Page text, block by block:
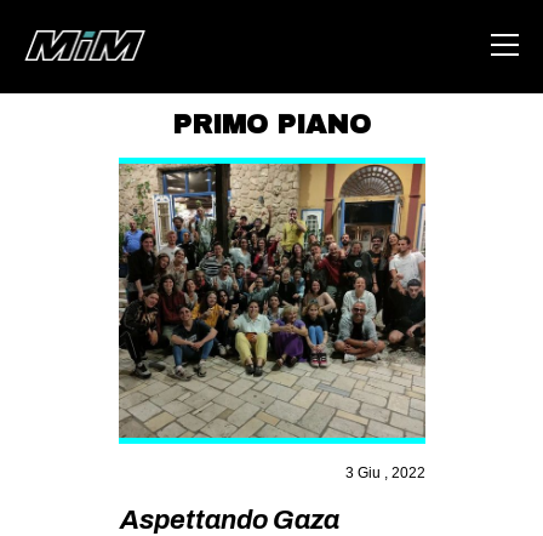
ABOUT
AREA
DEGENERAZIONE
GAZA FREESTYLE
CSOA LAMBRETTA
MSM
STUDENTI TSUNAMI
ZAM
PRIMO PIANO
3 Giu , 2022
Aspettando Gaza